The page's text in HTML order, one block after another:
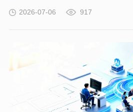
告别人工逐条标注、清洗的低效方式。
2026-07-06 917